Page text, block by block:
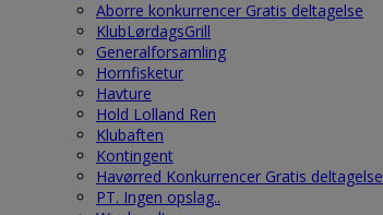
Aborre konkurrencer Gratis deltagelse
KlubLørdagsGrill
Generalforsamling
Hornfisketur
Havture
Hold Lolland Ren
Klubaften
Kontingent
Havørred Konkurrencer Gratis deltagelse
PT. Ingen opslag..